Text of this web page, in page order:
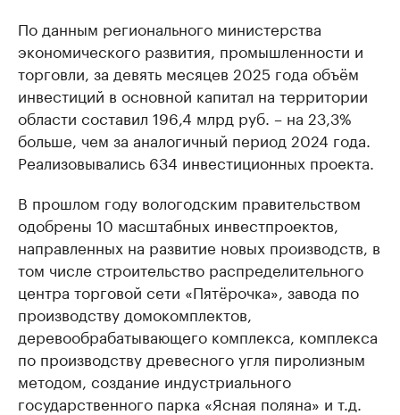
По данным регионального министерства
экономического развития, промышленности и
торговли, за девять месяцев 2025 года объём
инвестиций в основной капитал на территории
области составил 196,4 млрд руб. – на 23,3%
больше, чем за аналогичный период 2024 года.
Реализовывались 634 инвестиционных проекта.
В прошлом году вологодским правительством
одобрены 10 масштабных инвестпроектов,
направленных на развитие новых производств, в
том числе строительство распределительного
центра торговой сети «Пятёрочка», завода по
производству домокомплектов,
деревообрабатывающего комплекса, комплекса
по производству древесного угля пиролизным
методом, создание индустриального
государственного парка «Ясная поляна» и т.д.